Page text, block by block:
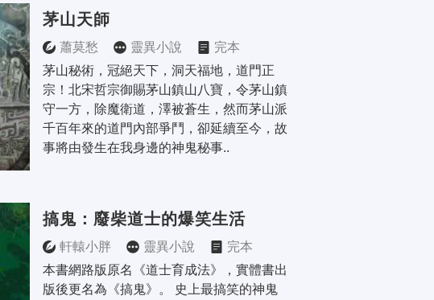
茅山天師
蕭莫愁 靈異小說
完本
茅山秘術，冠絕天下，洞天福地，道門正
宗！北宋哲宗御賜茅山鎮山八寶，令茅山鎮
守一方，除魔衛道，澤被蒼生，然而茅山派
千百年來的道門內部爭鬥，卻延續至今，故
事將由發生在我身邊的神鬼秘事..
搞鬼：廢柴道士的爆笑生活
軒轅小胖 靈異小說
完本
本書網路版原名《道士育成法》，實體書出
版後更名為《搞鬼》。 史上最搞笑的神鬼